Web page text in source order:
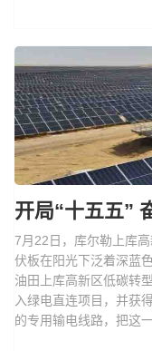
开局“十五五”
7月22日，库尔勒上库
伏板在阳光下泛着深蓝
油田上库高新区低碳转
入绿电直连项目，并获
的专用输电线路，把这